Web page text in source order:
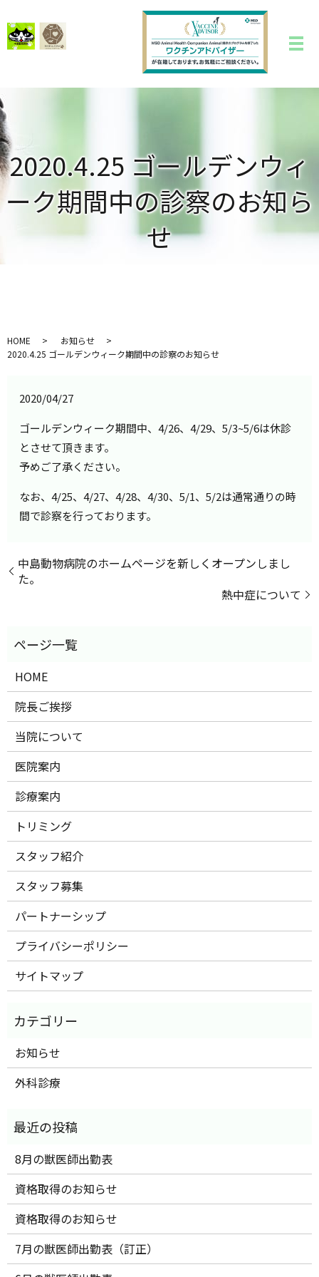
2020.4.25 ゴールデンウィ
ーク期間中の診察のお知ら
せ
HOME
お知らせ
2020.4.25 ゴールデンウィーク期間中の診察のお知らせ
2020/04/27
ゴールデンウィーク期間中、4/26、4/29、5/3~5/6は休診
とさせて頂きます。
予めご了承ください。
なお、4/25、4/27、4/28、4/30、5/1、5/2は通常通りの時
間で診察を行っております。
中島動物病院のホームページを新しくオープンしまし
た。
熱中症について
HOME
院長ご挨拶
当院について
医院案内
診療案内
トリミング
スタッフ紹介
スタッフ募集
パートナーシップ
プライバシーポリシー
サイトマップ
お知らせ
外科診療
8月の獣医師出勤表
資格取得のお知らせ
資格取得のお知らせ
7月の獣医師出勤表（訂正）